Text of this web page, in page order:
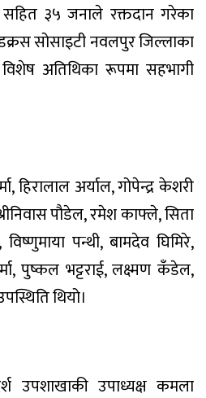
३५ जनाले रक्तदान गरेका
सोसाइटी नवलपुर जिल्लाका
विशेष अतिथिका रूपमा सहभागी
हिरालाल अर्याल, गोपेन्द्र केशरी
पौडेल, रमेश काफ्ले, सिता
पन्थी, बामदेव घिमिरे,
पुष्कल भट्टराई, लक्ष्मण कँडेल,
थियो।
उपशाखाकी उपाध्यक्ष कमला